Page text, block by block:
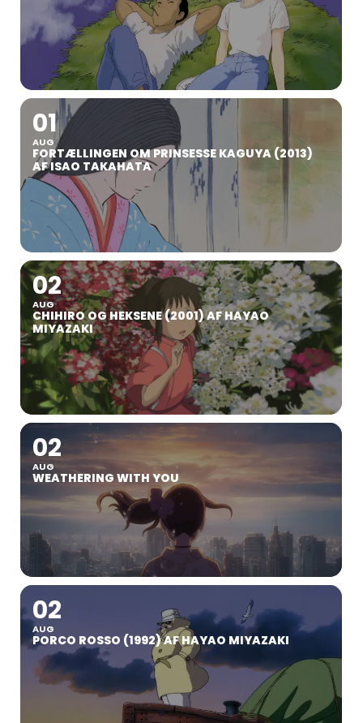
01
AUG
FORTÆLLINGEN OM PRINSESSE KAGUYA (2013)
AF ISAO TAKAHATA
02
AUG
CHIHIRO OG HEKSENE (2001) AF HAYAO
MIYAZAKI
02
AUG
WEATHERING WITH YOU
02
AUG
PORCO ROSSO (1992) AF HAYAO MIYAZAKI